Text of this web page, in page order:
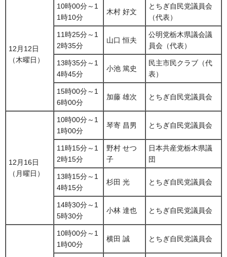
12月12日
（木曜日）
10時00分～1
1時10分
木村 好文
とちぎ自民党議員会
（代表）
11時25分～1
2時35分
山口 恒夫
公明党栃木県議会議
員会（代表）
13時35分～1
4時45分
小池 篤史
民主市民クラブ（代
表）
15時00分～1
6時00分
加藤 雄次 とちぎ自民党議員会
12月16日
（月曜日）
10時00分～1
1時00分
琴寄 昌男 とちぎ自民党議員会
11時15分～1
2時15分
野村 せつ
子
日本共産党栃木県議
団
13時15分～1
4時15分
杉田 光 とちぎ自民党議員会
14時30分～1
5時30分
小林 達也 とちぎ自民党議員会
10時00分～1
1時00分
横田 誠 とちぎ自民党議員会